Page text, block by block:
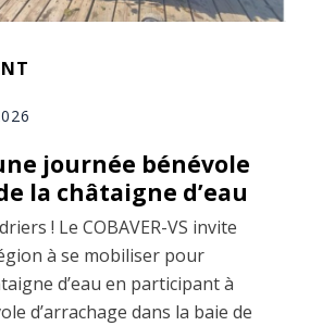
journée bénévole
la châtaigne d’eau
! Le COBAVER-VS invite
à se mobiliser pour
d’eau en participant à
d’arrachage dans la baie de